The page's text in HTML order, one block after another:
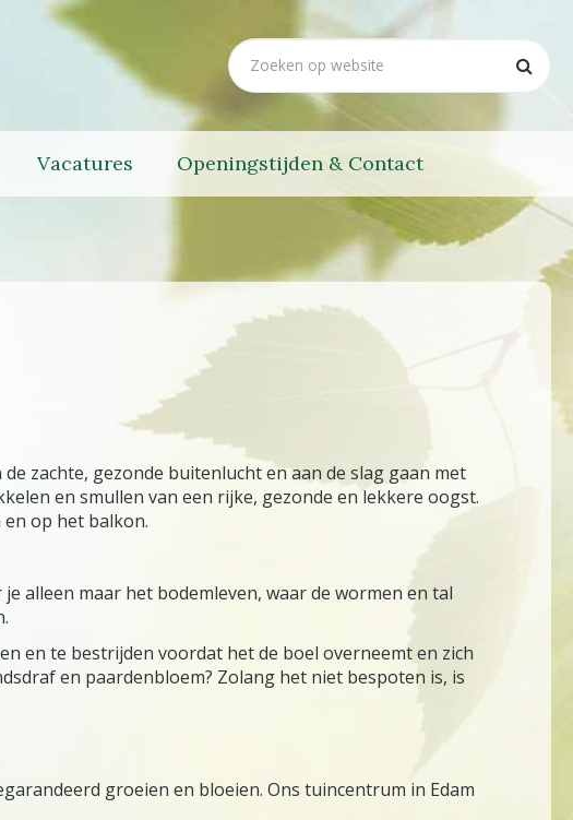
Vacatures Openingstijden & Contact
zachte, gezonde buitenlucht en aan de slag gaan met
en smullen van een rijke, gezonde en lekkere oogst.
op het balkon.
alleen maar het bodemleven, waar de wormen en tal
en te bestrijden voordat het de boel overneemt en zich
en paardenbloem? Zolang het niet bespoten is, is
groeien en bloeien. Ons tuincentrum in Edam